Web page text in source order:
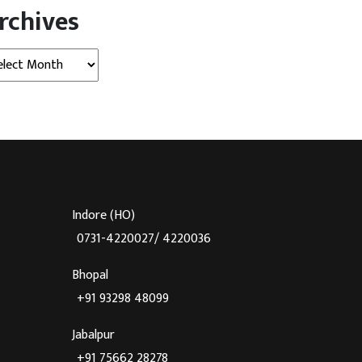
Indore (HO)
0731-4220027/ 4220036
Bhopal
+91 93298 48099
Jabalpur